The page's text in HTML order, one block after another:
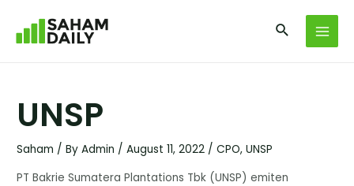
UNSP
Saham / ByAdmin /August 11, 2022 /CPO,UNSP
PT Bakrie Sumatera Plantations Tbk (UNSP) emiten